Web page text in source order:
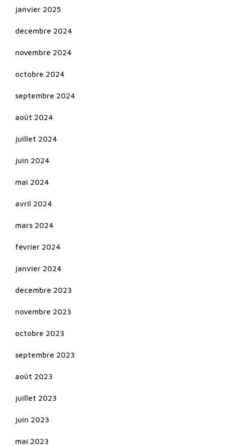
janvier 2025
décembre 2024
novembre 2024
octobre 2024
septembre 2024
août 2024
juillet 2024
juin 2024
mai 2024
avril 2024
mars 2024
février 2024
janvier 2024
décembre 2023
novembre 2023
octobre 2023
septembre 2023
août 2023
juillet 2023
juin 2023
mai 2023